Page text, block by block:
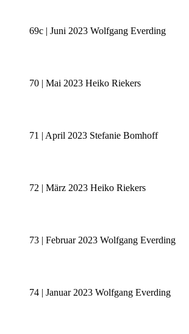
69c | Juni 2023 Wolfgang Everding
70 | Mai 2023 Heiko Riekers
71 | April 2023 Stefanie Bomhoff
72 | März 2023 Heiko Riekers
73 | Februar 2023 Wolfgang Everding
74 | Januar 2023 Wolfgang Everding